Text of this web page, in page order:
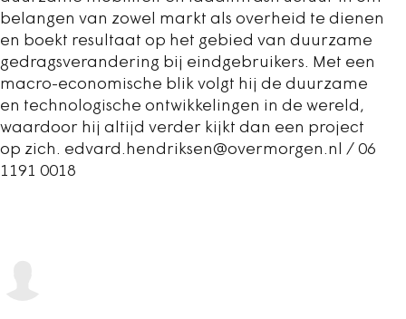
belangen van zowel markt als overheid te dienen
en boekt resultaat op het gebied van duurzame
gedragsverandering bij eindgebruikers. Met een
macro-economische blik volgt hij de duurzame
en technologische ontwikkelingen in de wereld,
waardoor hij altijd verder kijkt dan een project
op zich. edvard.hendriksen@overmorgen.nl / 06
1191 0018